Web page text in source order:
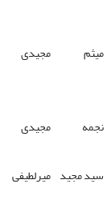
میثم مجیدی
نجمه
مجیدی
سید مجید میرلطیفی